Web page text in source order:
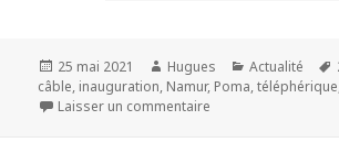
Publié
le
25 mai 2021 Auteur
Hugues Catégories
Actualité
câble, inauguration, Namur, Poma,téléphérique
Laisser un commentaire